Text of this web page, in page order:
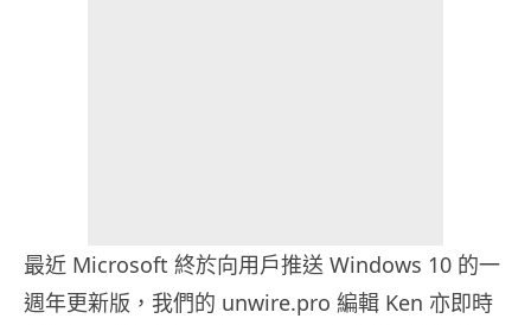
最近 Microsoft 終於向用戶推送 Windows 10 的一
週年更新版，我們的 unwire.pro 編輯 Ken 亦即時